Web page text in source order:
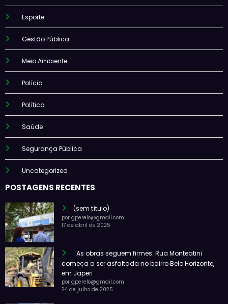
Esporte
Gestão Pública
Meio Ambiente
Polícia
Política
Saúde
Segurança Pública
Uncategorized
POSTAGENS RECENTES
(sem título)
por gperelo@gmail.com
17 de abril de 2025
As obras seguem firmes: Rua Monteatini
começa a ser asfaltada no bairro Belo Horizonte,
em Japeri
por gperelo@gmail.com
24 de julho de 2025